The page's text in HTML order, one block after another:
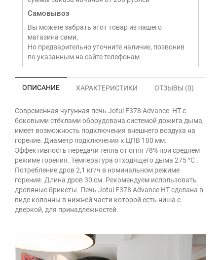
Самовывоз
Вы можете забрать этот товар из нашего
магазина сами,
Но предварительно уточните наличие, позвонив
по указанным на сайте телефонам
ОПИСАНИЕ ХАРАКТЕРИСТИКИ ОТЗЫВЫ (0)
Современная чугунная печь Jotul F378 Advance HT с
боковыми стёклами оборудована системой дожига дыма,
имеет возможность подключения внешнего воздуха на
горение. Диаметр подключения к ЦПВ 100 мм.
Эффективность передачи тепла от огня 78% при среднем
режиме горения. Температура отходящего дыма 275 °С .
Потребление дров 2,1 кг/ч в номинальном режиме
горения. Длина дров 30 см. Рекомендуем использовать
дровяные брикеты. Печь Jotul F378 Advance HT сделана в
виде колонны в нижней части которой есть ниша с
дверкой, для принадлежностей.